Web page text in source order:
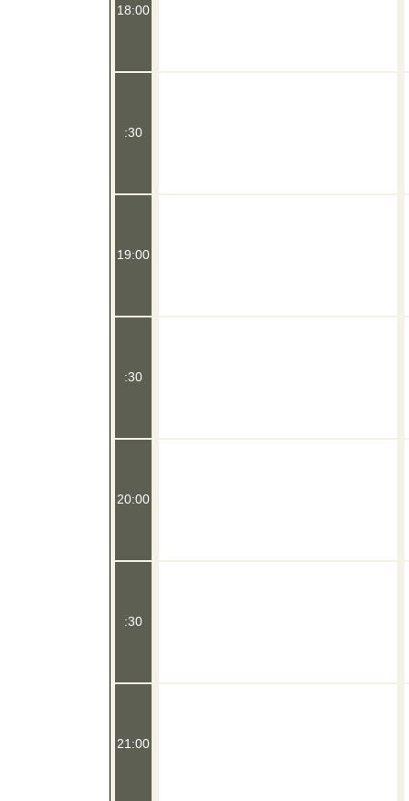
18:00
:30
19:00
:30
20:00
:30
21:00